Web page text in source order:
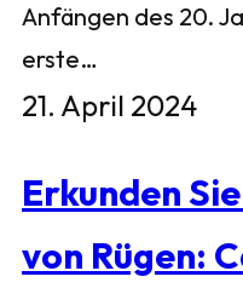
Anfängen des 20.
erste…
21. April 2024
Erkunden
von Rügen: